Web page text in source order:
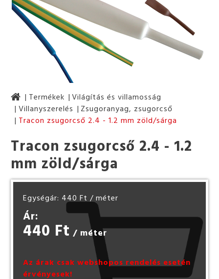
Termékek
Világítás és villamosság
Villanyszerelés
Zsugoranyag, zsugorcső
Tracon zsugorcső 2.4 - 1.2 mm zöld/sárga
Tracon zsugorcső 2.4 - 1.2
mm zöld/sárga
Egységár: 440 Ft / méter
Ár:
440 Ft / méter
Az árak csak webshopos rendelés esetén
érvényesek!